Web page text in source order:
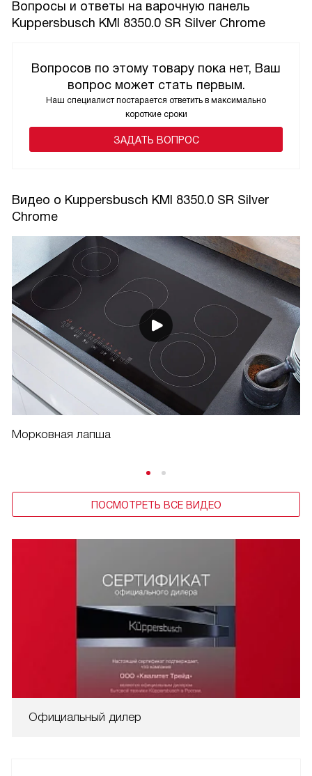
Вопросы и ответы на варочную панель
Kuppersbusch KMI 8350.0 SR Silver Chrome
Вопросов по этому товару пока нет, Ваш
вопрос может стать первым.
Наш специалист постарается ответить в максимально
короткие сроки
ЗАДАТЬ ВОПРОС
Видео о Kuppersbusch KMI 8350.0 SR Silver
Chrome
Морковная лапша
ПОСМОТРЕТЬ ВСЕ ВИДЕО
Официальный дилер